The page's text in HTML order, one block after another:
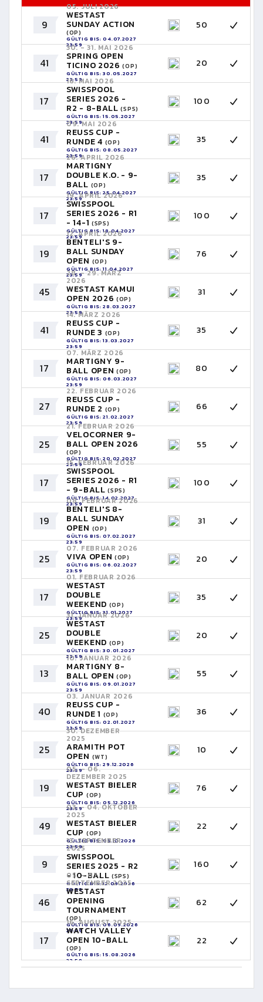
9
05. JULI 2026
WESTAST
SUNDAY ACTION
(OP)
GÜLTIG BIS: 04.07.2027
23:59
50
41
30. - 31. MAI 2026
SPRING OPEN
TICINO 2026(OP)
GÜLTIG BIS: 30.05.2027
23:59
20
17
16. MAI 2026
SWISSPOOL
SERIES 2026 -
R2 - 8-BALL(SPS)
GÜLTIG BIS: 15.05.2027
23:59
100
41
09. MAI 2026
REUSS CUP -
RUNDE 4 (OP)
GÜLTIG BIS: 08.05.2027
23:59
35
17
26. APRIL 2026
MARTIGNY
DOUBLE K.O. - 9-
BALL (OP)
GÜLTIG BIS: 25.04.2027
23:59
35
17
19. APRIL 2026
SWISSPOOL
SERIES 2026 - R1
- 14-1 (SPS)
GÜLTIG BIS: 18.04.2027
23:59
100
19
12. APRIL 2026
BENTELI'S 9-
BALL SUNDAY
OPEN (OP)
GÜLTIG BIS: 11.04.2027
23:59
76
45
28. - 29. MÄRZ
2026
WESTAST KAMUI
OPEN 2026 (OP)
GÜLTIG BIS: 28.03.2027
23:59
31
41
14. MÄRZ 2026
REUSS CUP -
RUNDE 3 (OP)
GÜLTIG BIS: 13.03.2027
23:59
35
17
07. MÄRZ 2026
MARTIGNY 9-
BALL OPEN (OP)
GÜLTIG BIS: 06.03.2027
23:59
80
27
22. FEBRUAR 2026
REUSS CUP -
RUNDE 2 (OP)
GÜLTIG BIS: 21.02.2027
23:59
66
25
21. FEBRUAR 2026
VELOCORNER 9-
BALL OPEN 2026
(OP)
GÜLTIG BIS: 20.02.2027
23:59
55
17
15. FEBRUAR 2026
SWISSPOOL
SERIES 2026 - R1
- 9-BALL(SPS)
GÜLTIG BIS: 14.02.2027
23:59
100
19
08. FEBRUAR 2026
BENTELI'S 8-
BALL SUNDAY
OPEN (OP)
GÜLTIG BIS: 07.02.2027
23:59
31
25
07. FEBRUAR 2026
VIVA OPEN (OP)
GÜLTIG BIS: 06.02.2027
23:59
20
17
01. FEBRUAR 2026
WESTAST
DOUBLE
WEEKEND (OP)
GÜLTIG BIS: 31.01.2027
23:59
35
25
31. JANUAR 2026
WESTAST
DOUBLE
WEEKEND (OP)
GÜLTIG BIS: 30.01.2027
23:59
20
13
10. JANUAR 2026
MARTIGNY 8-
BALL OPEN (OP)
GÜLTIG BIS: 09.01.2027
23:59
55
40
03. JANUAR 2026
REUSS CUP -
RUNDE 1 (OP)
GÜLTIG BIS: 02.01.2027
23:59
36
25
30. DEZEMBER
2025
ARAMITH POT
OPEN (WT)
GÜLTIG BIS: 29.12.2026
23:59
10
19
05. - 06.
DEZEMBER 2025
WESTAST BIELER
CUP (OP)
GÜLTIG BIS: 05.12.2026
23:59
76
49
03. - 04. OKTOBER
2025
WESTAST BIELER
CUP (OP)
GÜLTIG BIS: 03.10.2026
23:59
22
9
13. SEPTEMBER
2025
SWISSPOOL
SERIES 2025 - R2
- 10-BALL (SPS)
GÜLTIG BIS: 12.09.2026
23:59
160
46
05. - 07.
SEPTEMBER 2025
WESTAST
OPENING
TOURNAMENT
(OP)
GÜLTIG BIS: 06.09.2026
23:59
62
17
16. AUGUST 2025
WATCH VALLEY
OPEN 10-BALL
(OP)
GÜLTIG BIS: 15.08.2026
23:59
22